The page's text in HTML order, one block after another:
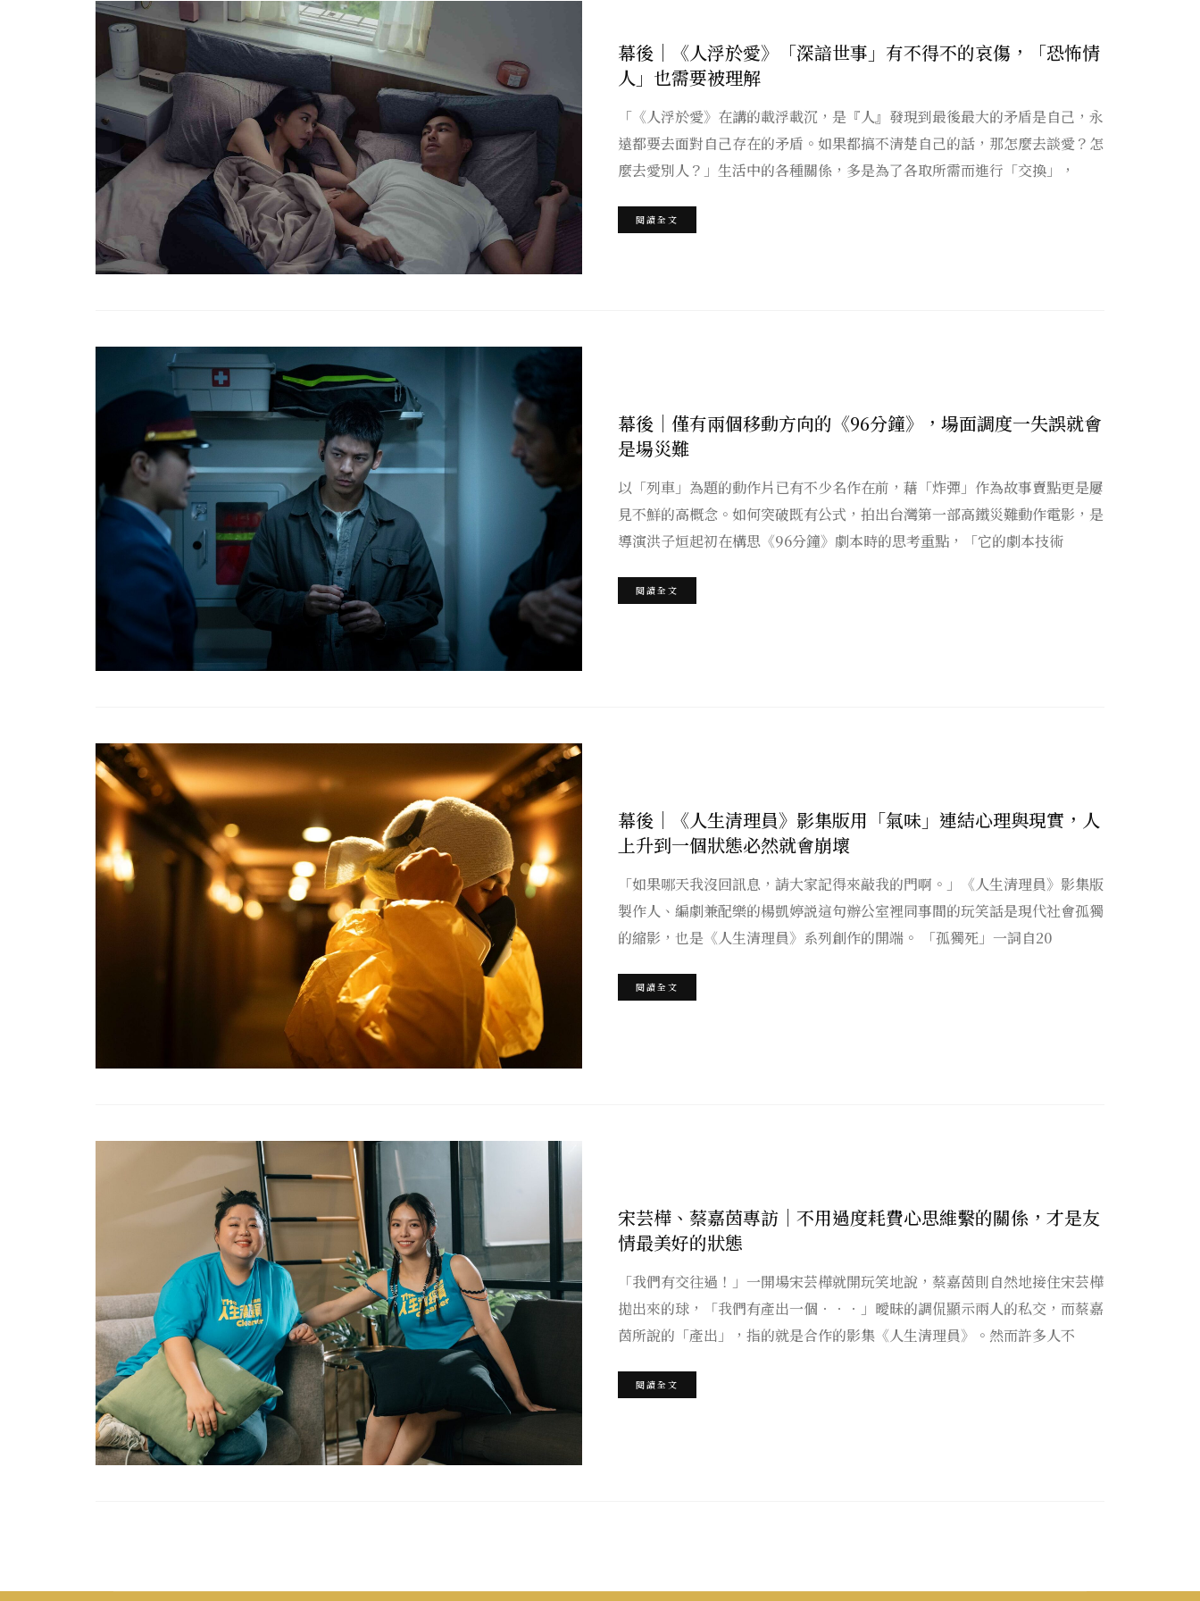
幕後｜《人浮於愛》「深諳世事」有不得不的哀傷，「恐怖情
人」也需要被理解
「《人浮於愛》在講的載浮載沉，是『人』發現到最後最大的矛盾是自己，永
遠都要去面對自己存在的矛盾。如果都搞不清楚自己的話，那怎麼去談愛？怎
麼去愛別人？」生活中的各種關係，多是為了各取所需而進行「交換」，
閱讀全文
幕後｜僅有兩個移動方向的《96分鐘》，場面調度一失誤就會
是場災難
以「列車」為題的動作片已有不少名作在前，藉「炸彈」作為故事賣點更是屢
見不鮮的高概念。如何突破既有公式，拍出台灣第一部高鐵災難動作電影，是
導演洪子烜起初在構思《96分鐘》劇本時的思考重點，「它的劇本技術
閱讀全文
幕後｜《人生清理員》影集版用「氣味」連結心理與現實，人
上升到一個狀態必然就會崩壞
「如果哪天我沒回訊息，請大家記得來敲我的門啊。」《人生清理員》影集版
製作人、編劇兼配樂的楊凱婷説這句辦公室裡同事間的玩笑話是現代社會孤獨
的縮影，也是《人生清理員》系列創作的開端。 「孤獨死」一詞自20
閱讀全文
宋芸樺、蔡嘉茵專訪｜不用過度耗費心思維繫的關係，才是友
情最美好的狀態
「我們有交往過！」一開場宋芸樺就開玩笑地說，蔡嘉茵則自然地接住宋芸樺
拋出來的球，「我們有產出一個．．．」曖昧的調侃顯示兩人的私交，而蔡嘉
茵所說的「產出」，指的就是合作的影集《人生清理員》。然而許多人不
閱讀全文